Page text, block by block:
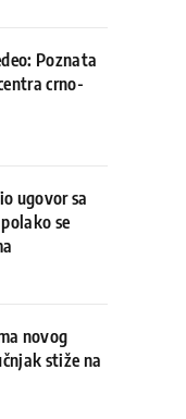
Poznata
crno-
ugovor sa
se
novog
stiže na